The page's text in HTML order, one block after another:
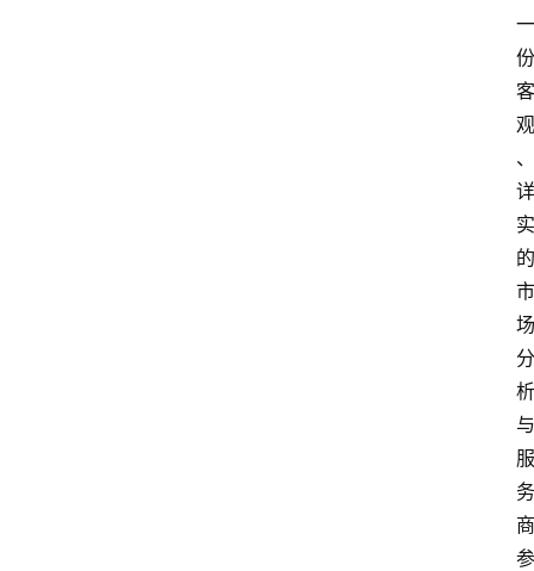
一
份
客
观
、
详
实
的
市
场
分
析
与
服
务
商
参